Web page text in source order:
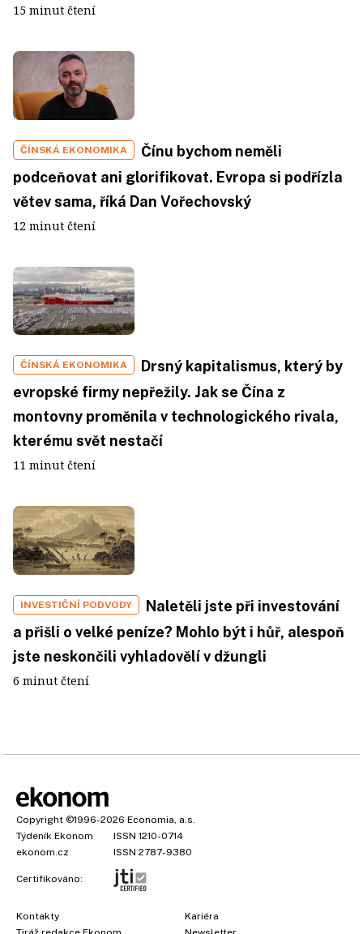
15 minut čtení
ČÍNSKÁ EKONOMIKA
Čínu bychom neměli
podceňovat ani glorifikovat. Evropa si podřízla
větev sama, říká Dan Vořechovský
12 minut čtení
ČÍNSKÁ EKONOMIKA
Drsný kapitalismus, který by
evropské firmy nepřežily. Jak se Čína z
montovny proměnila v technologického rivala,
kterému svět nestačí
11 minut čtení
INVESTIČNÍ PODVODY
Naletěli jste při investování
a přišli o velké peníze? Mohlo být i hůř, alespoň
jste neskončili vyhladovělí v džungli
6 minut čtení
Copyright ©1996-2026 Economia, a.s.
Týdeník Ekonom
ISSN 1210-0714
ekonom.cz
ISSN 2787-9380
Certifikováno:
Kontakty
Kariéra